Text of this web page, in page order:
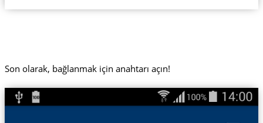
Son olarak, bağlanmak için anahtarı açın!